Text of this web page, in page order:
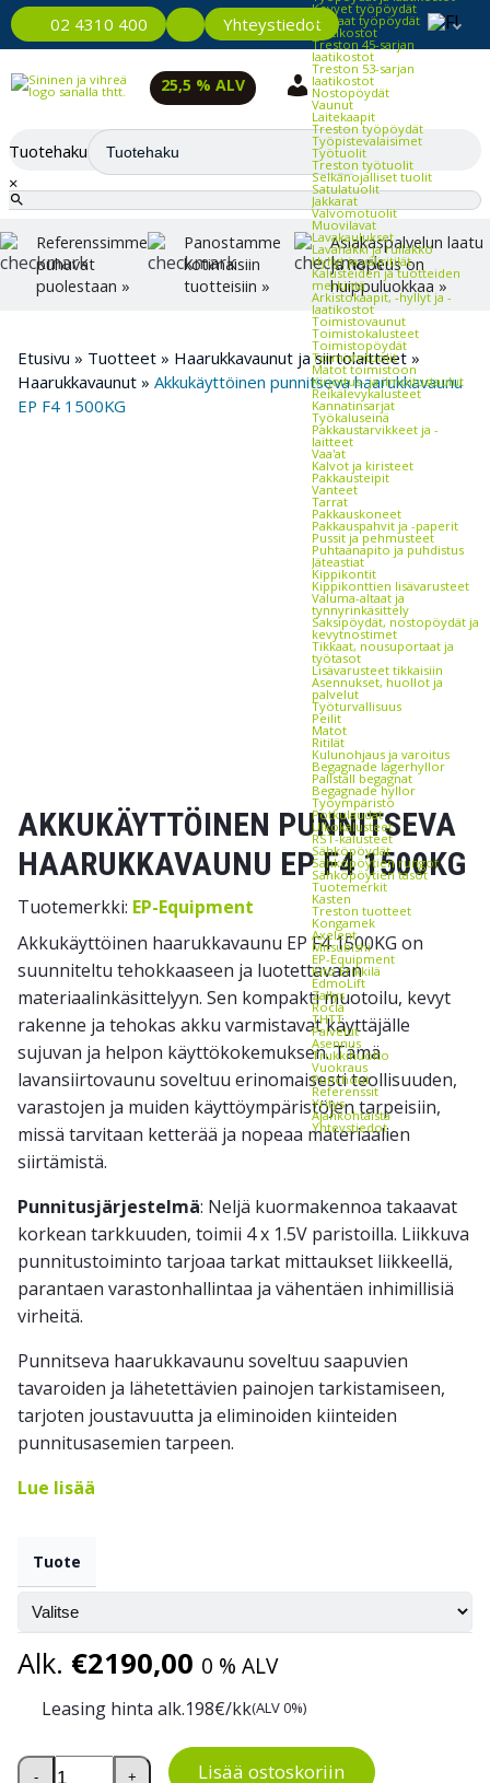
02 4310 400 Yhteystiedot
Kevyet työpöydät
Raskaat työpöydät
Laatikostot
Treston 45-sarjan
laatikostot
Treston 53-sarjan
laatikostot
Nostopöydät
Vaunut
Laitekaapit
Treston työpöydät
Työpistevalaisimet
Työtuolit
Treston työtuolit
Selkänojalliset tuolit
Satulatuolit
Jakkarat
Valvomotuolit
Muovilavat
Lavakaulukset
Lavahäkki ja rullakko
Hyllyt ja väliritilät
Kalusteiden ja tuotteiden
merkintä
Arkistokaapit, -hyllyt ja -
laatikostot
Toimistovaunut
Toimistokalusteet
Toimistopöydät
Toimistotuolit
Matot toimistoon
Kirjoitus- ja ilmoitustaulut
Reikälevykalusteet
Kannatinsarjat
Työkaluseinä
Pakkaustarvikkeet ja -
laitteet
Vaa'at
Kalvot ja kiristeet
Pakkausteipit
Vanteet
Tarrat
Pakkauskoneet
Pakkauspahvit ja -paperit
Pussit ja pehmusteet
Puhtaanapito ja puhdistus
Jäteastiat
Kippikontit
Kippikonttien lisävarusteet
Valuma-altaat ja
tynnyrinkäsittely
Saksipöydät, nostopöydät ja
kevytnostimet
Tikkaat, nousuportaat ja
työtasot
Lisävarusteet tikkaisiin
Asennukset, huollot ja
palvelut
Työturvallisuus
Peilit
Matot
Ritilät
Kulunohjaus ja varoitus
Begagnade lagerhyllor
Pallställ begagnat
Begagnade hyllor
Työympäristö
Potkulaudat
Ulkokalusteet
RST-kalusteet
Sähköpöydät
Sähköpöytien rungot
Sähköpöytien tasot
Tuotemerkit
Kasten
Treston tuotteet
Kongamek
Axelent
Mitsubishi
EP-Equipment
Kito Erikkilä
EdmoLift
Zallys
Rocla
THTT
Palvelut
Asennus
Trukkihuolto
Vuokraus
Punchout
Referenssit
Yritys
Ajankohtaista
Yhteystiedot
25,5 % ALV
Tuotehaku
×
Referenssimme
puhuvat
puolestaan »
Panostamme
kotimaisiin
tuotteisiin »
Asiakaspalvelun laatu
ja nopeus on
huippuluokkaa »
Etusivu » Tuotteet » Haarukkavaunut ja siirtolaitteet »
Haarukkavaunut » Akkukäyttöinen punnitseva haarukkavaunu
EP F4 1500KG
AKKUKÄYTTÖINEN PUNNITSEVA
HAARUKKAVAUNU EP F4 1500KG
Tuotemerkki: EP-Equipment
Akkukäyttöinen haarukkavaunu EP F4 1500KG on
suunniteltu tehokkaaseen ja luotettavaan
materiaalinkäsittelyyn. Sen kompakti muotoilu, kevyt
rakenne ja tehokas akku varmistavat käyttäjälle
sujuvan ja helpon käyttökokemuksen. Tämä
lavansiirtovaunu soveltuu erinomaisesti teollisuuden,
varastojen ja muiden käyttöympäristöjen tarpeisiin,
missä tarvitaan ketterää ja nopeaa materiaalien
siirtämistä.
Punnitusjärjestelmä: Neljä kuormakennoa takaavat
korkean tarkkuuden, toimii 4 x 1.5V paristoilla. Liikkuva
punnitustoiminto tarjoaa tarkat mittaukset liikkeellä,
parantaen varastonhallintaa ja vähentäen inhimillisiä
virheitä.
Punnitseva haarukkavaunu soveltuu saapuvien
tavaroiden ja lähetettävien painojen tarkistamiseen,
tarjoten joustavuutta ja eliminoiden kiinteiden
punnitusasemien tarpeen.
Lue lisää
Tuote
Alk. €2190,00 0 % ALV
Leasing hinta alk.198€/kk(ALV 0%)
Akkukäyttöinen punnitseva haarukkavaunu EP F4
- + Lisää ostoskoriin